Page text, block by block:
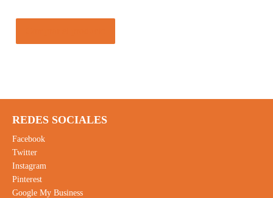
REDES SOCIALES
Facebook
Twitter
Instagram
Pinterest
Google My Business